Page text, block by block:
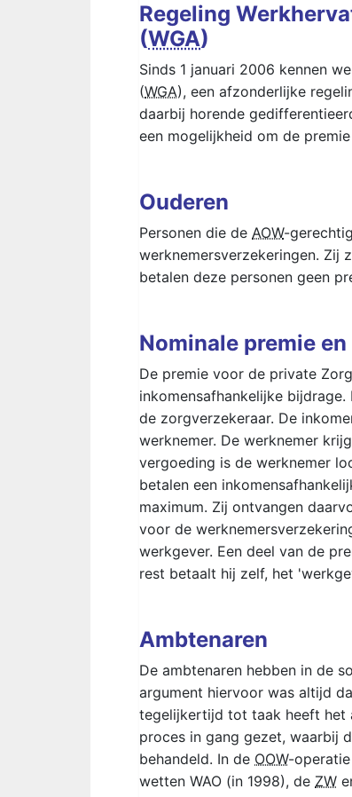
Regeling
(WGA)
Sinds 1 januari 2006 kennen
(WGA), een afzonderlijke
daarbij horende
een mogelijkheid om de
Ouderen
Personen die de AOW-
werknemersverzekeringen. Zij
betalen deze personen geen
Nominale premie
De premie voor de private
inkomensafhankelijke
de zorgverzekeraar. De
werknemer. De werknemer
vergoeding is de werknemer
betalen een
maximum. Zij ontvangen
voor de
werkgever. Een deel van de
rest betaalt hij zelf, het
Ambtenaren
De ambtenaren hebben in de
argument hiervoor was altijd
tegelijkertijd tot taak heeft het
proces in gang gezet, waarbij
behandeld. In de OOW-operatie
wetten WAO (in 1998), de ZW